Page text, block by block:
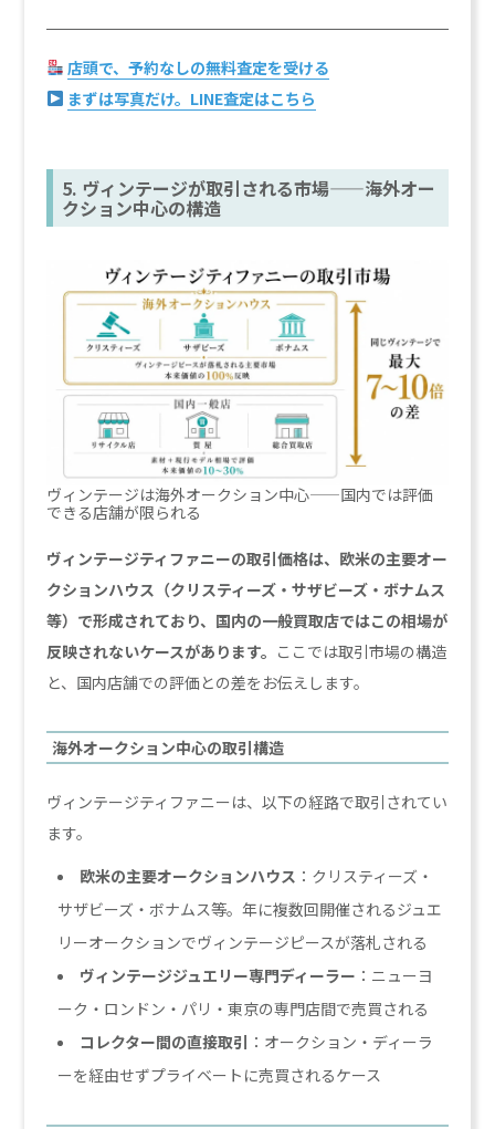
店頭で、予約なしの無料査定を受ける
まずは写真だけ。LINE査定はこちら
5. ヴィンテージが取引される市場——海外オー
クション中心の構造
ヴィンテージは海外オークション中心——国内では評価
できる店舗が限られる
ヴィンテージティファニーの取引価格は、欧米の主要オー
クションハウス（クリスティーズ・サザビーズ・ボナムス
等）で形成されており、国内の一般買取店ではこの相場が
反映されないケースがあります。 ここでは取引市場の構造
と、国内店舗での評価との差をお伝えします。
海外オークション中心の取引構造
ヴィンテージティファニーは、以下の経路で取引されてい
ます。
欧米の主要オークションハウス ：クリスティーズ・
サザビーズ・ボナムス等。年に複数回開催されるジュエ
リーオークションでヴィンテージピースが落札される
ヴィンテージジュエリー専門ディーラー ：ニューヨ
ーク・ロンドン・パリ・東京の専門店間で売買される
コレクター間の直接取引 ：オークション・ディーラ
ーを経由せずプライベートに売買されるケース